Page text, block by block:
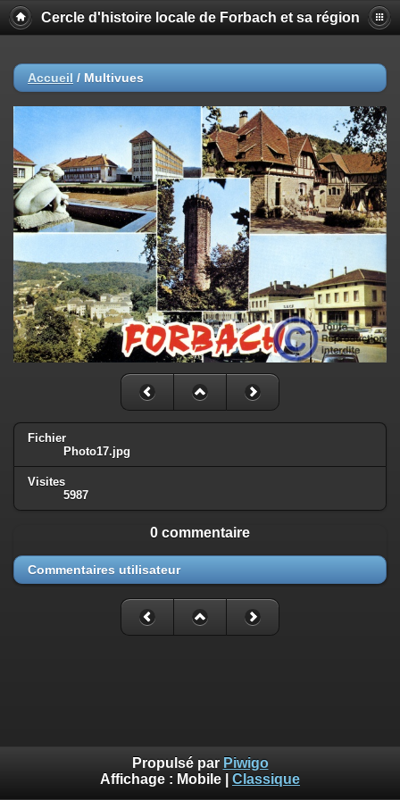
Cercle d'histoire locale de Forbach et sa région
Accueil / Multivues
Fichier
Photo17.jpg
Visites
5987
0 commentaire
Commentaires utilisateur
Propulsé par Piwigo
Affichage : Mobile Classique